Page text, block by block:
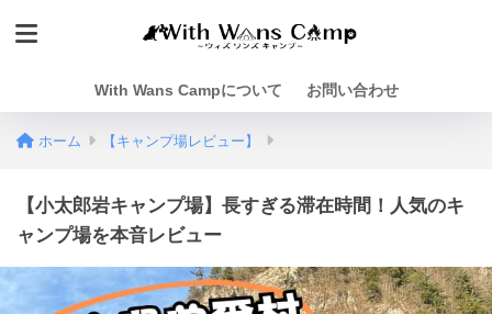
With Wans Campについて お問い合わせ
ホーム 【キャンプ場レビュー】
【小太郎岩キャンプ場】長すぎる滞在時間！人気のキ
ャンプ場を本音レビュー